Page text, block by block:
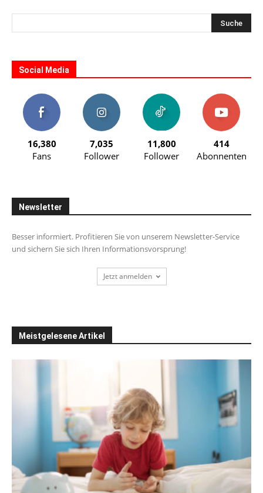
Social Media
16,380
Fans
7,035
Follower
11,800
Follower
414
Abonnenten
Newsletter
Besser informiert. Profitieren Sie von unserem Newsletter-Service
und sichern Sie sich Ihren Informationsvorsprung!
Jetzt anmelden
Meistgelesene Artikel